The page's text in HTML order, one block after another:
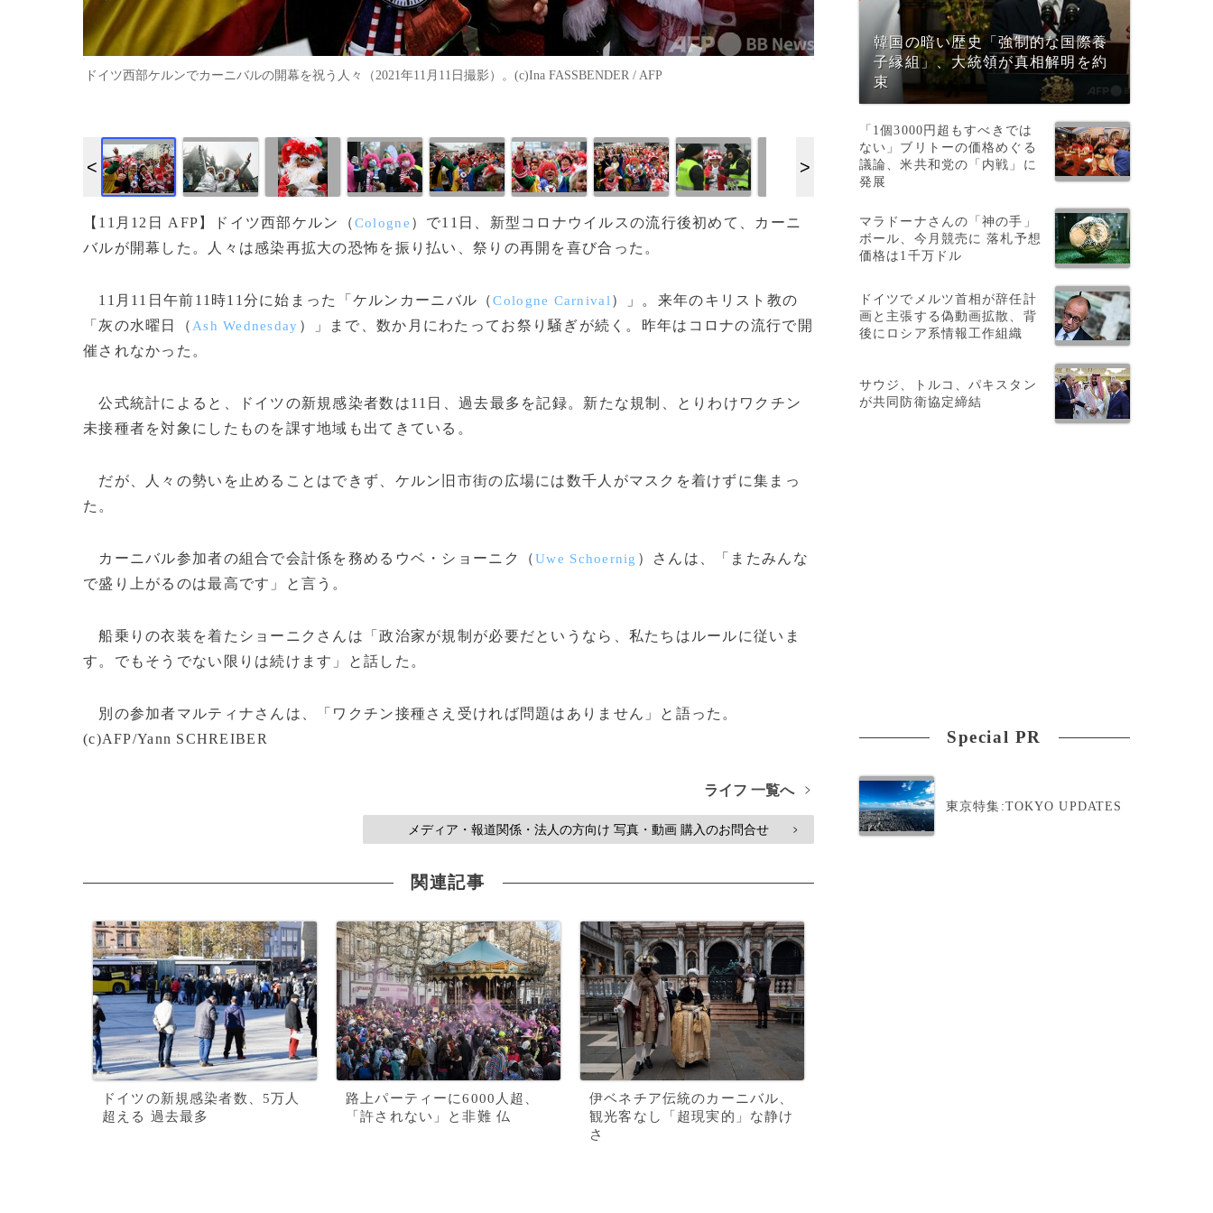
ドイツ西部ケルンでカーニバルの開幕を祝う人々（2021年11月11日撮影）。(c)Ina FASSBENDER / AFP
【11月12日 AFP】ドイツ西部ケルン（Cologne ）で11日、新型コロナウイルスの流行後初めて、カーニ
バルが開幕した。人々は感染再拡大の恐怖を振り払い、祭りの再開を喜び合った。
11月11日午前11時11分に始まった「ケルンカーニバル（Cologne Carnival ）」。来年のキリスト教の
「灰の水曜日（ Ash Wednesday ）」まで、数か月にわたってお祭り騒ぎが続く。昨年はコロナの流行で開
催されなかった。
公式統計によると、ドイツの新規感染者数は11日、過去最多を記録。新たな規制、とりわけワクチン
未接種者を対象にしたものを課す地域も出てきている。
だが、人々の勢いを止めることはできず、ケルン旧市街の広場には数千人がマスクを着けずに集まっ
た。
カーニバル参加者の組合で会計係を務めるウベ・ショーニク（Uwe Schoernig ）さんは、「またみんな
で盛り上がるのは最高です」と言う。
船乗りの衣装を着たショーニクさんは「政治家が規制が必要だというなら、私たちはルールに従いま
す。でもそうでない限りは続けます」と話した。
別の参加者マルティナさんは、「ワクチン接種さえ受ければ問題はありません」と語った。
(c)AFP/Yann SCHREIBER
ライフ 一覧へ >
メディア・報道関係・法人の方向け 写真・動画 購入のお問合せ >
関連記事
ドイツの新規感染者数、5万人
超える 過去最多
路上パーティーに6000人超、
「許されない」と非難 仏
伊ベネチア伝統のカーニバル、
観光客なし「超現実的」な静け
さ
韓国の暗い歴史「強制的な国際養
子縁組」、大統領が真相解明を約
束
「1個3000円超もすべきでは
ない」ブリトーの価格めぐる
議論、米共和党の「内戦」に
発展
マラドーナさんの「神の手」
ボール、今月競売に 落札予想
価格は1千万ドル
ドイツでメルツ首相が辞任計
画と主張する偽動画拡散、背
後にロシア系情報工作組織
サウジ、トルコ、パキスタン
が共同防衛協定締結
Special PR
東京特集:TOKYO UPDATES